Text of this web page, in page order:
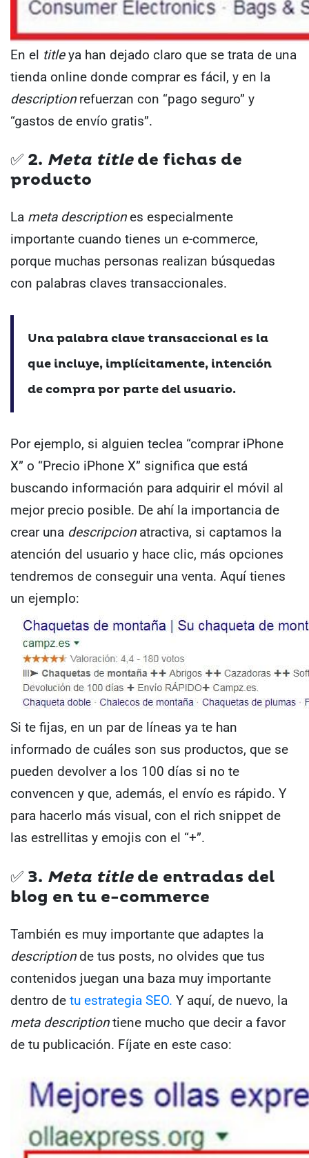
En el titleya han dejado claro que se trata de una
tienda online donde comprar es fácil, y en la
descriptionrefuerzan con “pago seguro” y
“gastos de envío gratis”.
✅ 2. Meta titlede fichas de
producto
La meta descriptiones especialmente
importante cuando tienes un e-commerce,
porque muchas personas realizan búsquedas
con palabras claves transaccionales.
Una palabra clave transaccional es la
que incluye, implícitamente, intención
de compra por parte del usuario.
Por ejemplo, si alguien teclea “comprar iPhone
X” o “Precio iPhone X” significa que está
buscando información para adquirir el móvil al
mejor precio posible. De ahí la importancia de
crear una descripcionatractiva, si captamos la
atención del usuario y hace clic, más opciones
tendremos de conseguir una venta. Aquí tienes
un ejemplo:
Si te fijas, en un par de líneas ya te han
informado de cuáles son sus productos, que se
pueden devolver a los 100 días si no te
convencen y que, además, el envío es rápido. Y
para hacerlo más visual, con el rich snippet de
las estrellitas y emojis con el “+”.
✅ 3. Meta titlede entradas del
blog en tu e-commerce
También es muy importante que adaptes la
descriptionde tus posts, no olvides que tus
contenidos juegan una baza muy importante
dentro de tu estrategia SEO. Y aquí, de nuevo, la
meta descriptiontiene mucho que decir a favor
de tu publicación. Fíjate en este caso: